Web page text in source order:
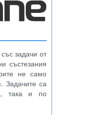
задачи от
състезания
не само
Задачите са
така и по